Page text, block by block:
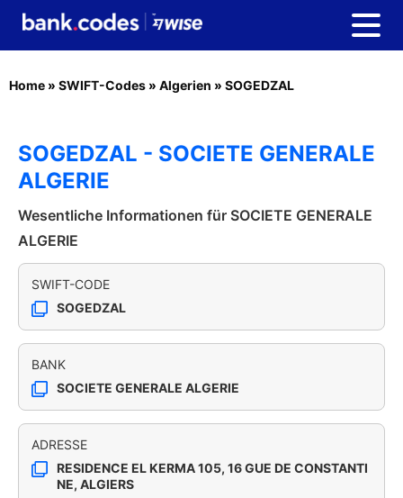
Home » SWIFT-Codes » Algerien » SOGEDZAL
SOGEDZAL - SOCIETE GENERALE
ALGERIE
Wesentliche Informationen für SOCIETE GENERALE
ALGERIE
SWIFT-CODE
SOGEDZAL
BANK
SOCIETE GENERALE ALGERIE
ADRESSE
RESIDENCE EL KERMA 105, 16 GUE DE CONSTANTI
NE, ALGIERS